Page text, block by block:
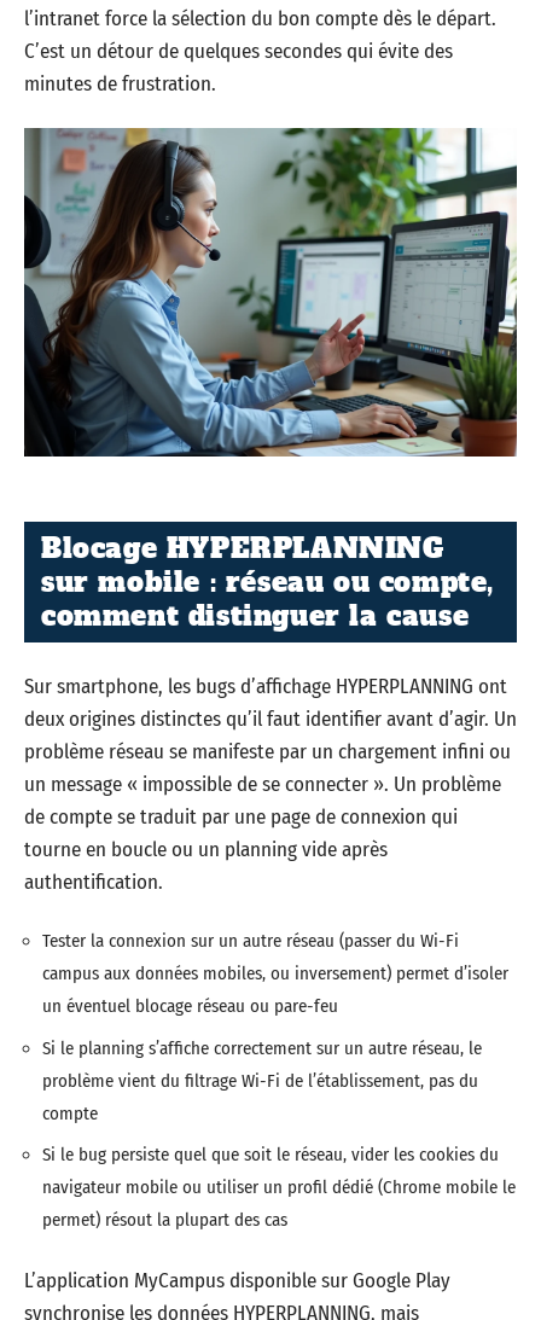
l’intranet force la sélection du bon compte dès le départ.
C’est un détour de quelques secondes qui évite des
minutes de frustration.
Blocage HYPERPLANNING
sur mobile : réseau ou compte,
comment distinguer la cause
Sur smartphone, les bugs d’affichage HYPERPLANNING ont
deux origines distinctes qu’il faut identifier avant d’agir. Un
problème réseau se manifeste par un chargement infini ou
un message « impossible de se connecter ». Un problème
de compte se traduit par une page de connexion qui
tourne en boucle ou un planning vide après
authentification.
Tester la connexion sur un autre réseau (passer du Wi-Fi
campus aux données mobiles, ou inversement) permet d’isoler
un éventuel blocage réseau ou pare-feu
Si le planning s’affiche correctement sur un autre réseau, le
problème vient du filtrage Wi-Fi de l’établissement, pas du
compte
Si le bug persiste quel que soit le réseau, vider les cookies du
navigateur mobile ou utiliser un profil dédié (Chrome mobile le
permet) résout la plupart des cas
L’application MyCampus disponible sur Google Play
synchronise les données HYPERPLANNING, mais